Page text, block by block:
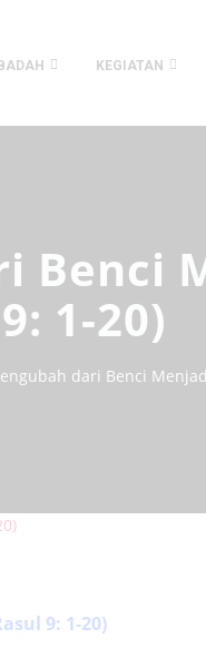
IBADAH KEGIATAN
Benci
1-20)
dari Benci
9: 1-20)